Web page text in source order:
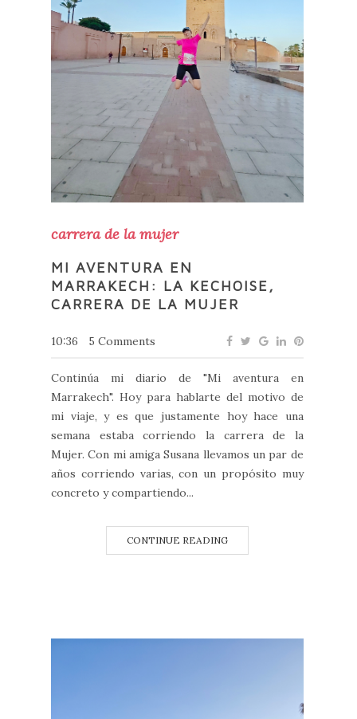
carrera de la mujer
MI AVENTURA EN
MARRAKECH: LA KECHOISE,
CARRERA DE LA MUJER
10:36 5 Comments
Continúa mi diario de "Mi aventura en
Marrakech". Hoy para hablarte del motivo de
mi viaje, y es que justamente hoy hace una
semana estaba corriendo la carrera de la
Mujer. Con mi amiga Susana llevamos un par de
años corriendo varias, con un propósito muy
concreto y compartiendo...
CONTINUE READING